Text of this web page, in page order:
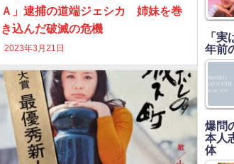
Ａ」逮捕の道端ジェシカ 姉妹を巻
き込んだ破滅の危機
2023年3月21日
「
年前
爆問
本人
体